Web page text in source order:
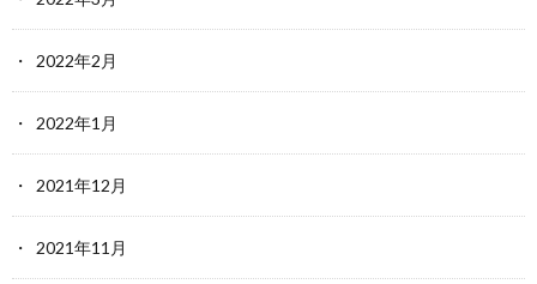
2022年2月
2022年1月
2021年12月
2021年11月